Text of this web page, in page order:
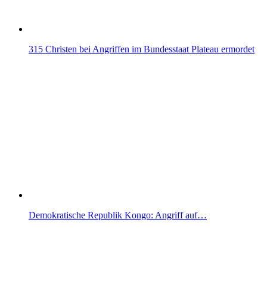
315 Christen bei Angriffen im Bundesstaat Plateau ermordet
Demokratische Republik Kongo: Angriff auf…